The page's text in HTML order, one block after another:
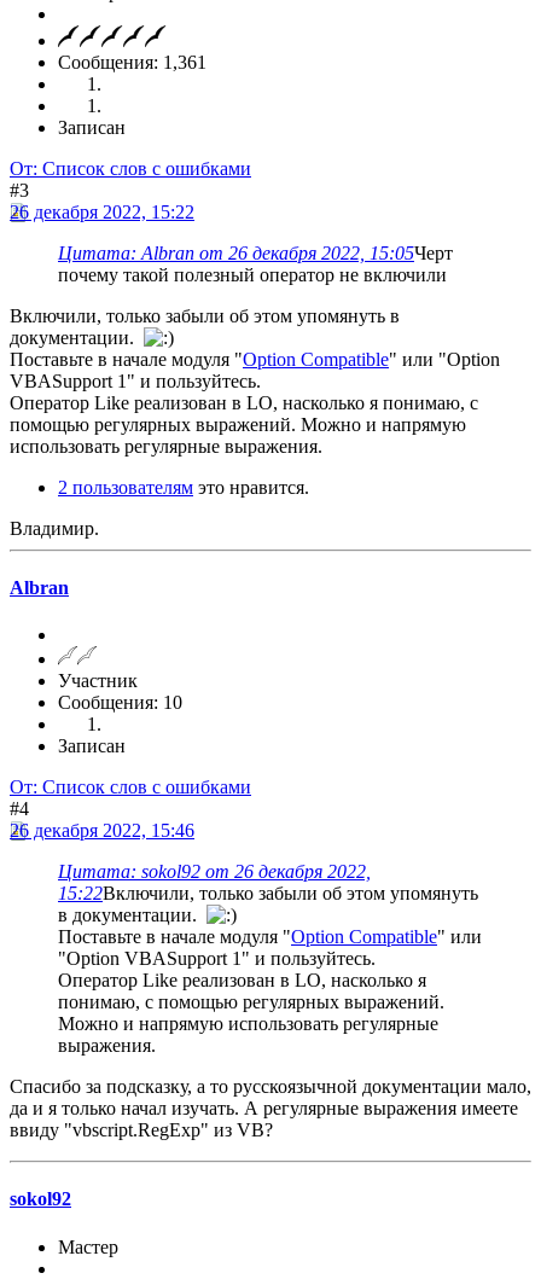
Сообщения: 1,361
Записан
От: Список слов с ошибками
#3
26 декабря 2022, 15:22
Цитата: Albran от 26 декабря 2022, 15:05Черт
почему такой полезный оператор не включили
Включили, только забыли об этом упомянуть в
документации.
Поставьте в начале модуля "Option Compatible" или "Option
VBASupport 1" и пользуйтесь.
Оператор Like реализован в LO, насколько я понимаю, с
помощью регулярных выражений. Можно и напрямую
использовать регулярные выражения.
2 пользователям это нравится.
Владимир.
Albran
Участник
Сообщения: 10
Записан
От: Список слов с ошибками
#4
26 декабря 2022, 15:46
Цитата: sokol92 от 26 декабря 2022,
15:22Включили, только забыли об этом упомянуть
в документации.
Поставьте в начале модуля "Option Compatible" или
"Option VBASupport 1" и пользуйтесь.
Оператор Like реализован в LO, насколько я
понимаю, с помощью регулярных выражений.
Можно и напрямую использовать регулярные
выражения.
Спасибо за подсказку, а то русскоязычной документации мало,
да и я только начал изучать. А регулярные выражения имеете
ввиду "vbscript.RegExp" из VB?
sokol92
Мастер